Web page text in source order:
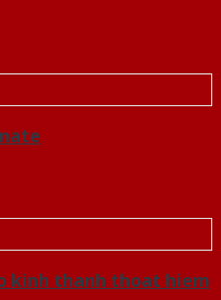
kinh thanh thoat hiem